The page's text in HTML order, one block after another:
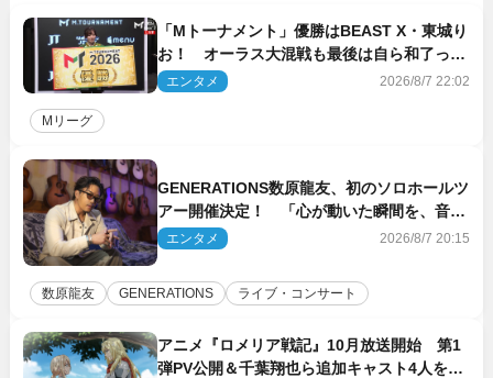
「Mトーナメント」優勝はBEAST X・東城り
お！ オーラス大混戦も最後は自ら和了って
幕引き
エンタメ 2026/8/7 22:02
Mリーグ
GENERATIONS数原龍友、初のソロホールツ
アー開催決定！ 「心が動いた瞬間を、音に
乗せてお届けできれば」
エンタメ 2026/8/7 20:15
数原龍友 GENERATIONS ライブ・コンサート
アニメ『ロメリア戦記』10月放送開始 第1
弾PV公開＆千葉翔也ら追加キャスト4人を発